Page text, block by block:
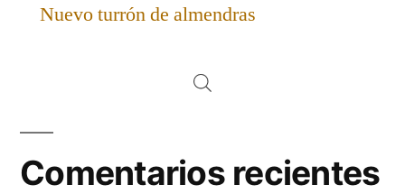
Nuevo turrón de almendras
Comentarios recientes